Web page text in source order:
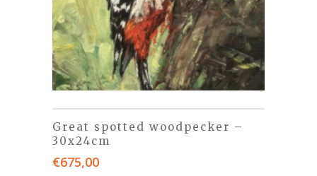
Great spotted woodpecker –
30x24cm
€675,00